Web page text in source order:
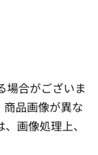
場合がございま
商品画像が異な
画像処理上、